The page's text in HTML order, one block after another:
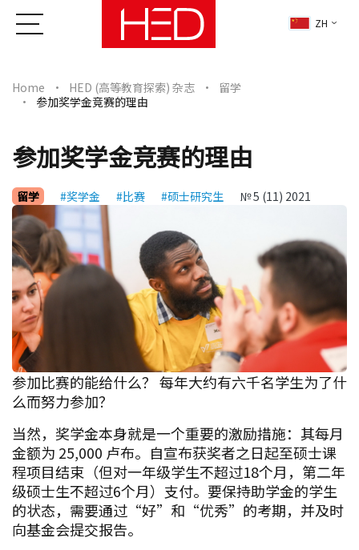
ZH
Home HED (高等教育探索) 杂志
留学
参加奖学金竞赛的理由
参加奖学金竞赛的理由
留学 #奖学金 #比赛 #硕士研究生 № 5 (11) 2021
参加比赛的能给什么？ 每年大约有六千名学生为了什
么而努力参加？
当然，奖学金本身就是一个重要的激励措施：其每月
金额为 25,000 卢布。自宣布获奖者之日起至硕士课
程项目结束（但对一年级学生不超过18个月，第二年
级硕士生不超过6个月）支付。要保持助学金的学生
的状态，需要通过“好”和“优秀”的考期，并及时
向基金会提交报告。